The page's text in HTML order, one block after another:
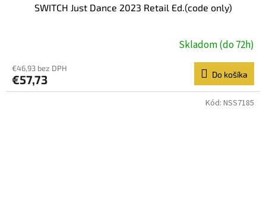
SWITCH Just Dance 2023 Retail Ed.(code only)
Skladom (do 72h)
€46,93 bez DPH
€57,73 Do košíka
Kód: NSS7185